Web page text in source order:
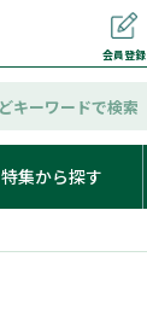
会員登録
特集から探す